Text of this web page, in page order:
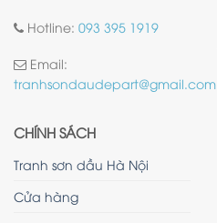
Hotline: 093 395 1919
Email:
tranhsondaudepart@gmail.com
CHÍNH SÁCH
Tranh sơn dầu Hà Nội
Cửa hàng